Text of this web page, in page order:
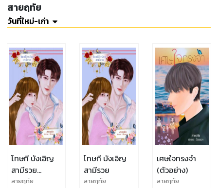
สายฤทัย
วันที่ใหม่-เก่า
โทษที บังเอิญ
สามีรวย
(ตัวอย่าง)
สายฤทัย
โทษที บังเอิญ
สามีรวย
สายฤทัย
เศษใจทรงจำ
(ตัวอย่าง)
สายฤทัย